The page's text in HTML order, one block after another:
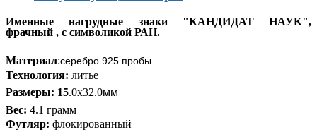
Именные нагрудные знаки "КАНДИДАТ НАУК",
фрачный , с символикой РАН.
Материал:серебро 925 пробы
Технология: литье
Размеры: 15.0х32.0мм
Вес: 4.1 грамм
Футляр: флокированный